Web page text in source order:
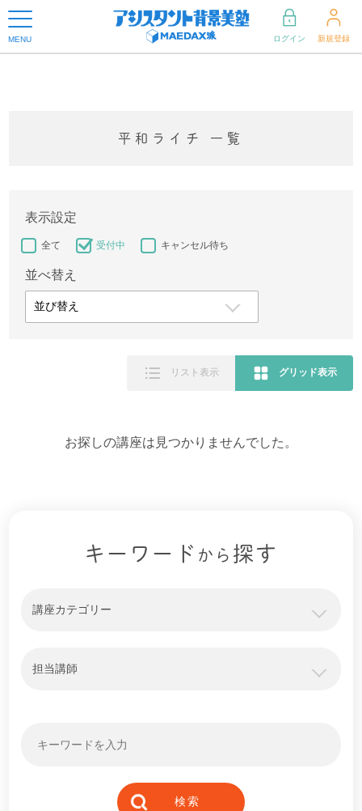
MENU ログイン 新規登録
平和ライチ 一覧
表示設定
全て 受付中 キャンセル待ち
並べ替え
リスト表示 グリッド表示
お探しの講座は見つかりませんでした。
キーワード から 探す
講座カテゴリー
担当講師